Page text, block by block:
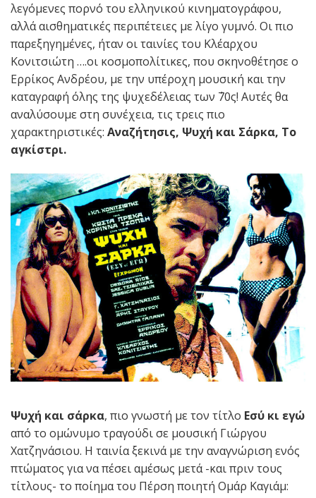
λεγόμενες πορνό του ελληνικού κινηματογράφου,
αλλά αισθηματικές περιπέτειες με λίγο γυμνό. Οι πιο
παρεξηγημένες, ήταν οι ταινίες του Κλέαρχου
Κoνιτσιώτη ….οι κοσμοπολίτικες, που σκηνοθέτησε ο
Ερρίκος Ανδρέου, με την υπέροχη μουσική και την
καταγραφή όλης της ψυχεδέλειας των ΄70ς! Αυτές θα
αναλύσουμε στη συνέχεια, τις τρεις πιο
χαρακτηριστικές: Αναζήτησις, Ψυχή και Σάρκα, Το
αγκίστρι.
Ψυχή και σάρκα, πιο γνωστή με τον τίτλο Εσύ κι εγώ
από το ομώνυμο τραγούδι σε μουσική Γιώργου
Χατζηνάσιου. Η ταινία ξεκινά με την αναγνώριση ενός
πτώματος για να πέσει αμέσως μετά -και πριν τους
τίτλους- το πoίημα του Πέρση ποιητή Ομάρ Καγιάμ: